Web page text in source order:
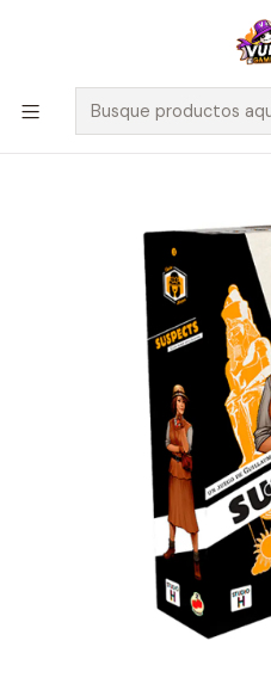
🚀 ¡Despachamos a todo Chile!
$100.000 y a RM sobre $35.000
Inicio Juegos de
Suspects: Claire Harper